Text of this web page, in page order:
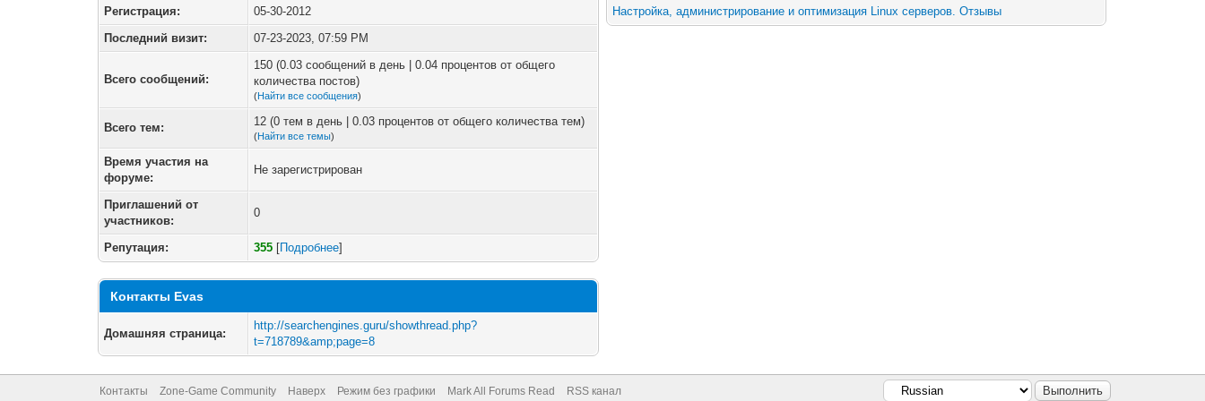
Регистрация:
05-30-2012
Последний визит:
07-23-2023, 07:59 PM
Всего сообщений:
150 (0.03 сообщений в день | 0.04 процентов от общего
количества постов)
(Найти все сообщения)
Всего тем: 12 (0 тем в день | 0.03 процентов от общего количества тем)
(Найти все темы)
Время участия на
форуме:
Не зарегистрирован
Приглашений от
участников:
0
Репутация: 355 [Подробнее]
Контакты Evas
Домашняя страница:
http://searchengines.guru/showthread.php?
t=718789&amp;page=8
Настройка, администрирование и оптимизация Linux серверов. Отзывы
Контакты Zone-Game Community Наверх Режим без графики Mark All Forums Read RSS канал